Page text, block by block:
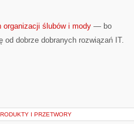
ślubów i mody — bo
od dobrze dobranych rozwiązań IT.
I PRZETWORY